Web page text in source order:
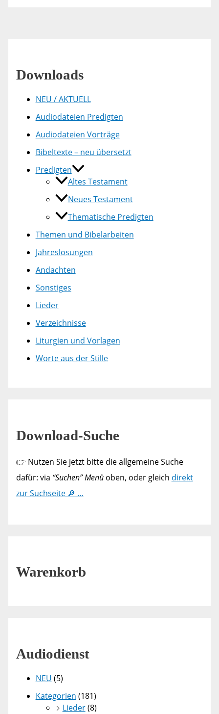
Downloads
NEU / AKTUELL
Audiodateien Predigten
Audiodateien Vorträge
Bibeltexte – neu übersetzt
Predigten
Altes Testament
Neues Testament
Thematische Predigten
Themen und Bibelarbeiten
Jahreslosungen
Andachten
Sonstiges
Lieder
Verzeichnisse
Liturgien und Vorlagen
Worte aus der Stille
Download-Suche
👉 Nutzen Sie jetzt bitte die allgemeine Suche
dafür: via “Suchen” Menüoben, oder gleich direkt
zur Suchseite 🔎 …
Warenkorb
Audiodienst
NEU (5)
Kategorien (181)
Lieder(8)